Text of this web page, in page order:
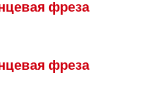
фреза
фреза